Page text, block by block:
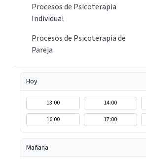
Procesos de Psicoterapia
Individual
Procesos de Psicoterapia de
Pareja
Hoy
13:00 14:00
16:00
17:00
Mañana